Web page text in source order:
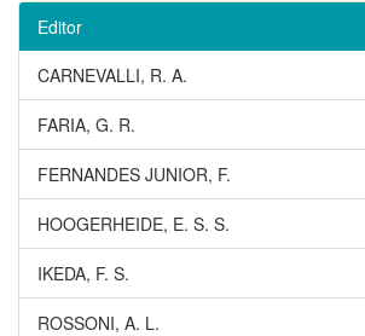
Editor
CARNEVALLI, R. A.
FARIA, G. R.
FERNANDES JUNIOR, F.
HOOGERHEIDE, E. S. S.
IKEDA, F. S.
ROSSONI, A. L.